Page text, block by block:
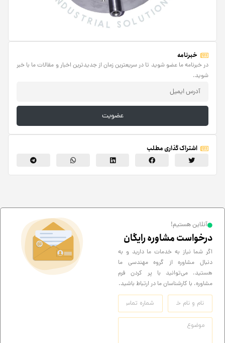
خبرنامه
در خبرنامه ما عضو شوید تا در سریعترین زمان از جدیدترین اخبار و مقالات ما با خبر
شوید.
عضویت
اشتراک گذاری مطلب
آنلاین هستیم!
درخواست مشاوره رایگان
اگر شما نیاز به خدمات ما دارید و به
دنبال مشاوره از گروه مهندسی ما
هستید، می‌توانید با پر کردن فرم
مشاوره، با کارشناسان ما در ارتباط باشید.